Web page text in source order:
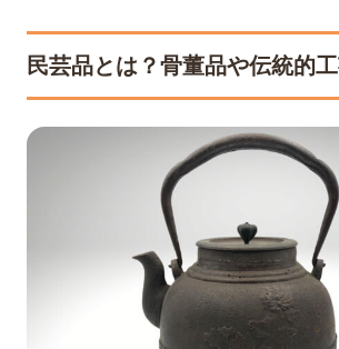
作品の年代と希少価値
5
民芸品を少しでも高く売るた
付属品をすべてそろえて査
無理なお手入れやご自身で
民芸品の価値がわかる専門
まとめ｜民芸品の買取なら「
お任せください
民芸品とは？骨董品や伝統的